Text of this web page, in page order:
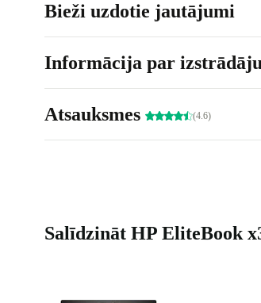
Bieži uzdotie jautājumi
Informācija par
Atsauksmes (4.6)
Salīdzināt HP EliteBook